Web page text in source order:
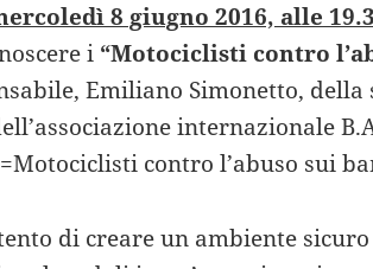
8 giugno 2016, alle
i “Motociclisti contro
Emiliano Simonetto, della
internazionale
contro l’abuso sui
di creare un ambiente